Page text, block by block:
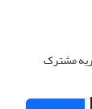
مشترک